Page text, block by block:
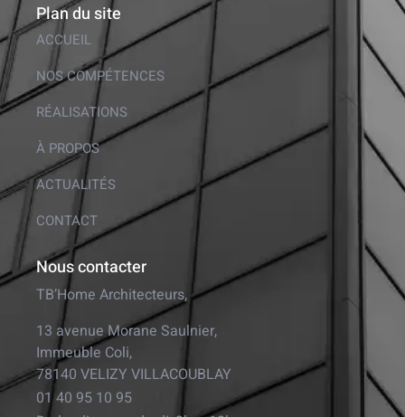
Plan du site
ACCUEIL
NOS COMPÉTENCES
RÉALISATIONS
À PROPOS
ACTUALITÉS
CONTACT
Nous contacter
TB’Home Architecteurs,
13 avenue Morane Saulnier,
Immeuble Coli,
78140 VELIZY VILLACOUBLAY
01 40 95 10 95